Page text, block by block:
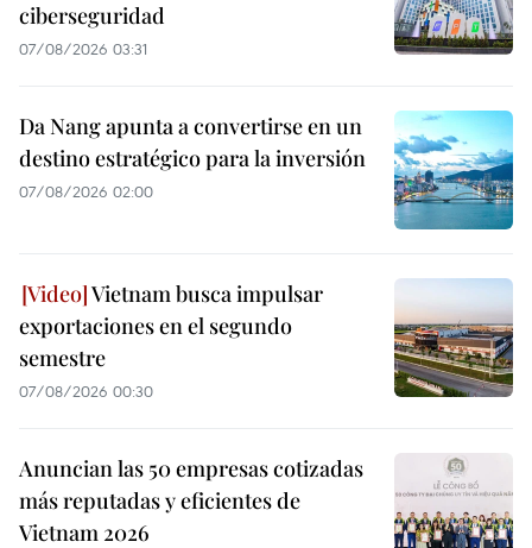
ciberseguridad
07/08/2026 03:31
Da Nang apunta a convertirse en un
destino estratégico para la inversión
07/08/2026 02:00
Vietnam busca impulsar
exportaciones en el segundo
semestre
07/08/2026 00:30
Anuncian las 50 empresas cotizadas
más reputadas y eficientes de
Vietnam 2026